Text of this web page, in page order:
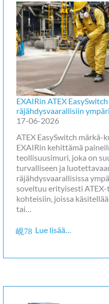
EXAIRin ATEX
räjähdysvaarallisiin
17-06-2026
ATEX EasySwitch märkä-
EXAIRin kehittämä
teollisuusimuri, joka on
turvalliseen ja
räjähdysvaarallisissa
soveltuu erityisesti
kohteisiin, joissa
tai…
Lue lisää…